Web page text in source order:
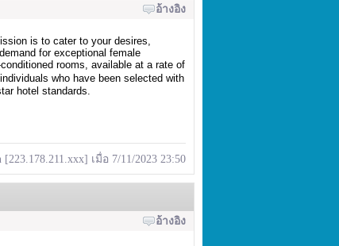
อ้างอิง
is to cater to your desires,
for exceptional female
rooms, available at a rate of
who have been selected with
hotel standards.
[223.178.211.xxx] เมื่อ 7/11/2023 23:50
อ้างอิง